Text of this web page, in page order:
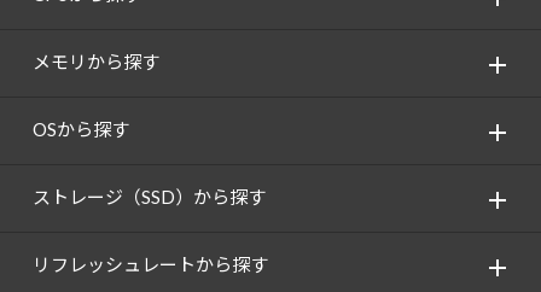
メモリから探す
OSから探す
ストレージ（SSD）から探す
リフレッシュレートから探す